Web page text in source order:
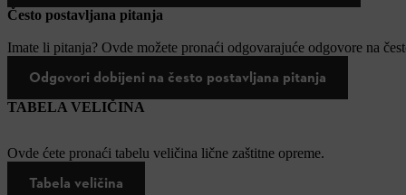
Često postavljana pitanja
Imate li pitanja? Ovde možete pronaći odgovarajuće odgovore na
Odgovori dobijeni na često postavljana pitanja
TABELA VELIČINA
Ovde ćete pronaći tabelu veličina lične zaštitne opreme.
Tabela veličina